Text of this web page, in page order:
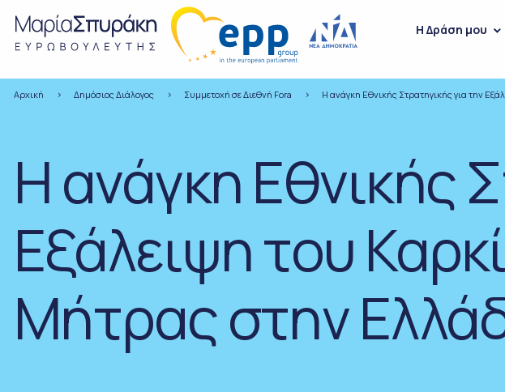
H Δράση μου
Αρχική Δημόσιος Διάλογος Συμμετοχή σε Διεθνή Fora Η ανάγκη Εθνικής Στρατηγικής για την
Η ανάγκη Εθνικής
Εξάλειψη του
Μήτρας στην